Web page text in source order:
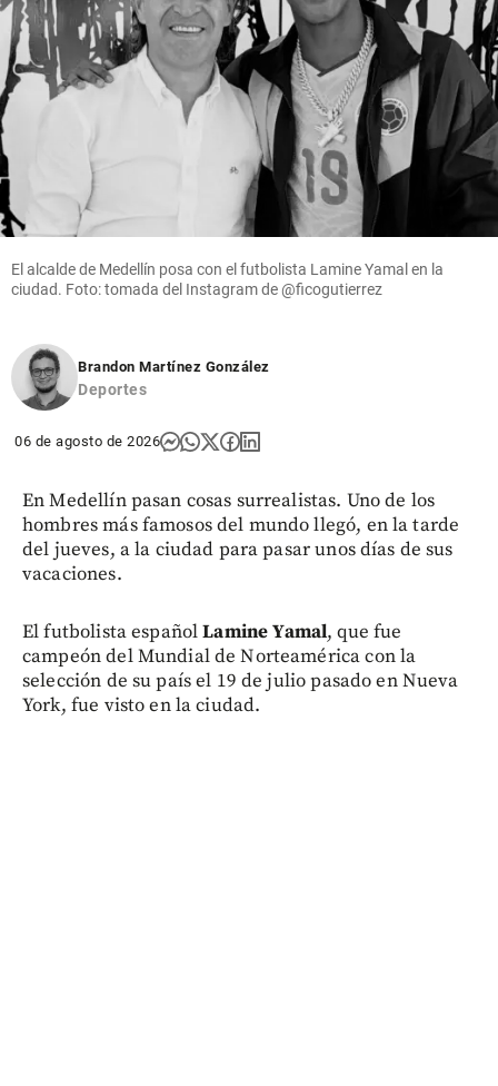
El alcalde de Medellín posa con el futbolista Lamine Yamal en la
ciudad. Foto: tomada del Instagram de @ficogutierrez
Brandon Martínez González
Deportes
06 de agosto de 2026
En Medellín pasan cosas surrealistas. Uno de los
hombres más famosos del mundo llegó, en la tarde
del jueves, a la ciudad para pasar unos días de sus
vacaciones.
El futbolista españolLamine Yamal, que fue
campeón del Mundial de Norteamérica con la
selección de su país el 19 de julio pasado en Nueva
York, fue visto en la ciudad.